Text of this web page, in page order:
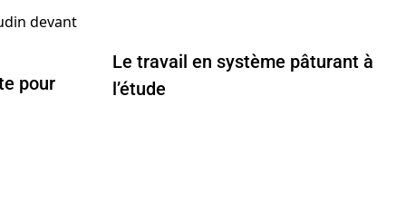
pour
Le travail en système pâturant à
l’étude